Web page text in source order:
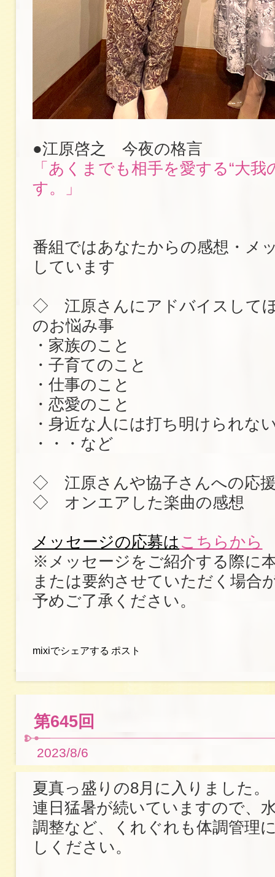
●江原啓之 今夜の格言
「あくまでも相手を愛する“大我
す。」
番組ではあなたからの感想・メ
しています
◇ 江原さんにアドバイスして
のお悩み事
・家族のこと
・子育てのこと
・仕事のこと
・恋愛のこと
・身近な人には打ち明けられな
・・・など
◇ 江原さんや協子さんへの応
◇ オンエアした楽曲の感想
メッセージの応募は こちらから
※メッセージをご紹介する際に
または要約させていただく場合
予めご了承ください。
mixiでシェアする ポスト
第645回
2023/8/6
夏真っ盛りの8月に入りました。
連日猛暑が続いていますので、
調整など、くれぐれも体調管理
しください。